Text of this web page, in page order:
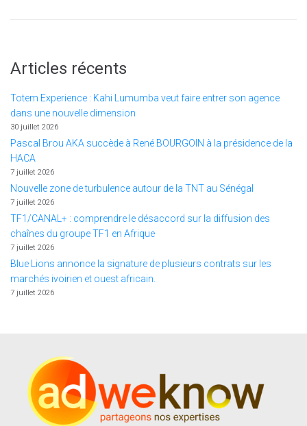
Articles récents
Totem Experience : Kahi Lumumba veut faire entrer son agence
dans une nouvelle dimension
30 juillet 2026
Pascal Brou AKA succède à René BOURGOIN à la présidence de la
HACA
7 juillet 2026
Nouvelle zone de turbulence autour de la TNT au Sénégal
7 juillet 2026
TF1/CANAL+ : comprendre le désaccord sur la diffusion des
chaînes du groupe TF1 en Afrique
7 juillet 2026
Blue Lions annonce la signature de plusieurs contrats sur les
marchés ivoirien et ouest africain.
7 juillet 2026